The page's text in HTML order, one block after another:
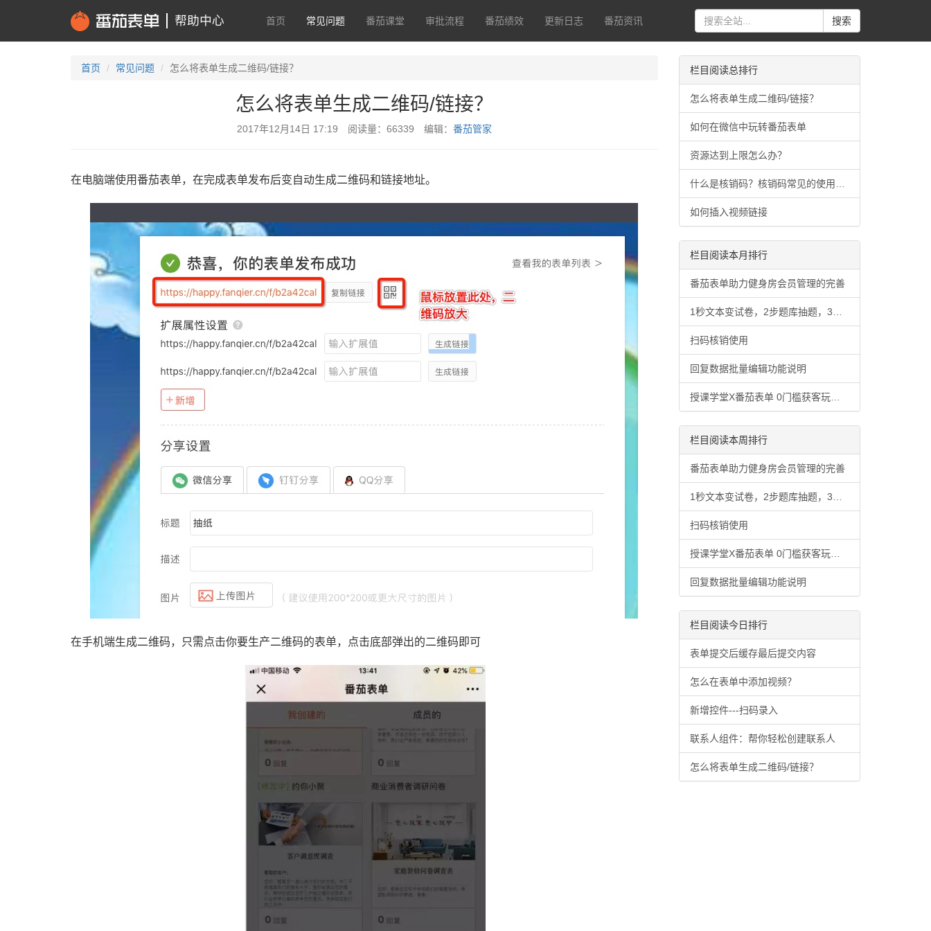
首页 常见问题 番茄课堂 审批流程 番茄绩效 更新日志 番茄资讯 搜索
首页 常见问题 怎么将表单生成二维码/链接？
怎么将表单生成二维码/链接？
2017年12月14日 17:19 阅读量：66339 编辑： 番茄管家
在电脑端使用番茄表单，在完成表单发布后变自动生成二维码和链接地址。
在手机端生成二维码，只需点击你要生产二维码的表单，点击底部弹出的二维码即可
栏目阅读总排行
怎么将表单生成二维码/链接？
如何在微信中玩转番茄表单
资源达到上限怎么办？
如何插入视频链接
栏目阅读本月排行
番茄表单助力健身房会员管理的完善
扫码核销使用
回复数据批量编辑功能说明
授课学堂X番茄表单 0门槛获客玩法，轻松破解获客难题
栏目阅读本周排行
番茄表单助力健身房会员管理的完善
扫码核销使用
授课学堂X番茄表单 0门槛获客玩法，轻松破解获客难题
回复数据批量编辑功能说明
栏目阅读今日排行
表单提交后缓存最后提交内容
怎么在表单中添加视频？
新增控件---扫码录入
联系人组件：帮你轻松创建联系人
怎么将表单生成二维码/链接？